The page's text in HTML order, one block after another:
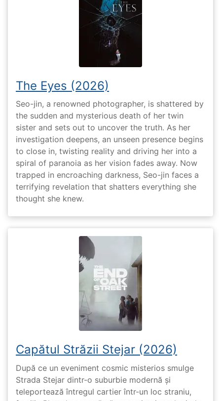
The Eyes (2026)
Seo-jin, a renowned photographer, is shattered by
the sudden and mysterious death of her twin
sister and sets out to uncover the truth. As her
investigation deepens, an unseen presence begins
to close in, twisting reality and driving her into a
spiral of paranoia as her vision fades away. Now
trapped in encroaching darkness, Seo-jin faces a
terrifying revelation that shatters everything she
thought she knew.
Capătul Străzii Stejar (2026)
După ce un eveniment cosmic misterios smulge
Strada Stejar dintr-o suburbie modernă și
teleportează întregul cartier într-un loc straniu,